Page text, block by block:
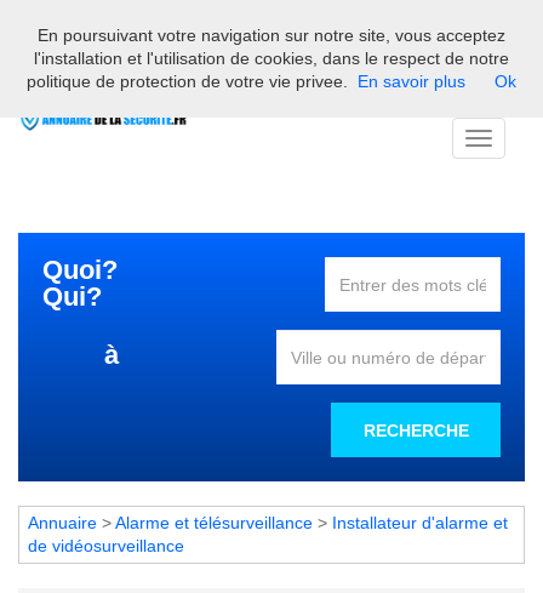
Bienvenue sur l'annuaire des professionnels français de la
sécurité
Toggle
Quoi?
Qui?
à
RECHERCHE
Annuaire >Alarme et télésurveillance > Installateur d'alarme et
de vidéosurveillance
En poursuivant votre navigation sur notre site, vous acceptez
l'installation et l'utilisation de cookies, dans le respect de notre
politique de protection de votre vie privee.
En savoir plus Ok